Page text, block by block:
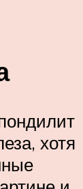
хотя